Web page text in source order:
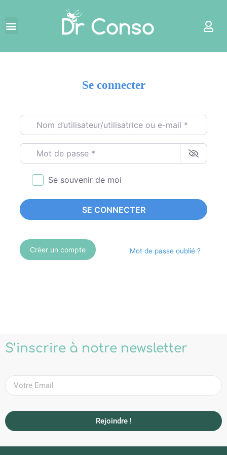
Se connecter
Nom d’utilisateur/utilisatrice ou e-mail*
Mot de passe*
Se souvenir de moi
SE CONNECTER
Créer un compte Mot de passe oublié ?
S’inscrire à notre newsletter
Rejoindre !